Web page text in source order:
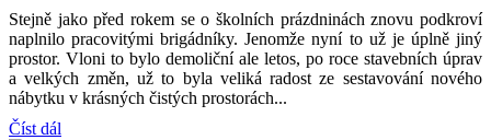
Stejně jako před rokem se o školních prázdninách znovu podkroví
naplnilo pracovitými brigádníky. Jenomže nyní to už je úplně jiný
prostor. Vloni to bylo demoliční ale letos, po roce stavebních úprav
a velkých změn, už to byla veliká radost ze sestavování nového
nábytku v krásných čistých prostorách...
Číst dál